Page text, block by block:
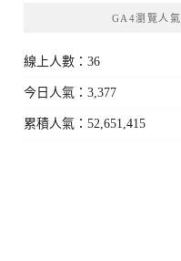
GA4瀏覽人氣
線上人數：36
今日人氣：3,377
累積人氣：52,651,415